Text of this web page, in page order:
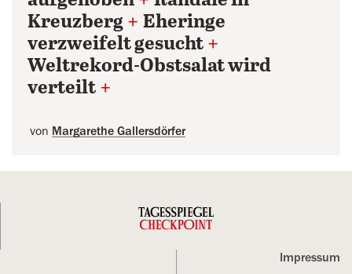
Kreuzberg + Eheringe
verzweifelt gesucht +
Weltrekord-Obstsalat wird
verteilt +
von Margarethe Gallersdörfer
Impressum